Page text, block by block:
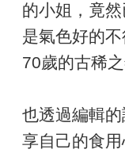
的小姐，竟
是氣色好的
70歲的古稀之
也透過編輯
享自己的食